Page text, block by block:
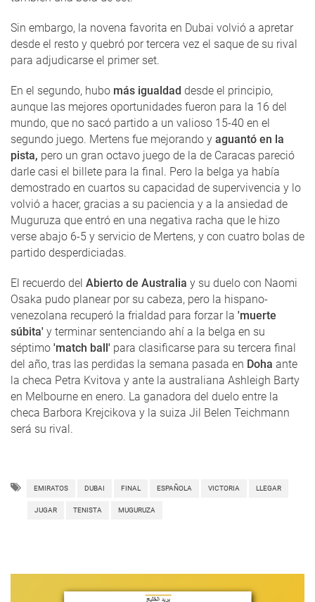
Sin embargo, la novena favorita en Dubai volvió a apretar
desde el resto y quebró por tercera vez el saque de su rival
para adjudicarse el primer set.
En el segundo, hubo más igualdad desde el principio,
aunque las mejores oportunidades fueron para la 16 del
mundo, que no sacó partido a un valioso 15-40 en el
segundo juego. Mertens fue mejorando y aguantó en la
pista, pero un gran octavo juego de la de Caracas pareció
darle casi el billete para la final. Pero la belga ya había
demostrado en cuartos su capacidad de supervivencia y lo
volvió a hacer, gracias a su paciencia y a la ansiedad de
Muguruza que entró en una negativa racha que le hizo
verse abajo 6-5 y servicio de Mertens, y con cuatro bolas de
partido desperdiciadas.
El recuerdo del Abierto de Australia y su duelo con Naomi
Osaka pudo planear por su cabeza, pero la hispano-
venezolana recuperó la frialdad para forzar la 'muerte
súbita' y terminar sentenciando ahí a la belga en su
séptimo 'match ball' para clasificarse para su tercera final
del año, tras las perdidas la semana pasada en Doha ante
la checa Petra Kvitova y ante la australiana Ashleigh Barty
en Melbourne en enero. La ganadora del duelo entre la
checa Barbora Krejcikova y la suiza Jil Belen Teichmann
será su rival.
EMIRATOS DUBAI FINAL ESPAÑOLA VICTORIA LLEGAR
JUGAR TENISTA MUGURUZA